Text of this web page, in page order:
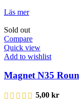
Läs mer
Sold out
Compare
Quick view
Add to wishlist
Magnet N35
5,00 kr